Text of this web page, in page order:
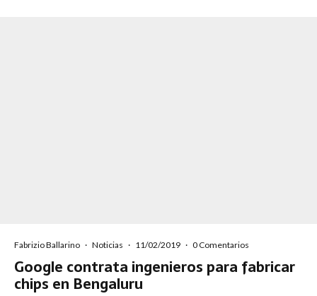
Fabrizio Ballarino · Noticias · 11/02/2019 · 0 Comentarios
Google contrata ingenieros para fabricar
chips en Bengaluru